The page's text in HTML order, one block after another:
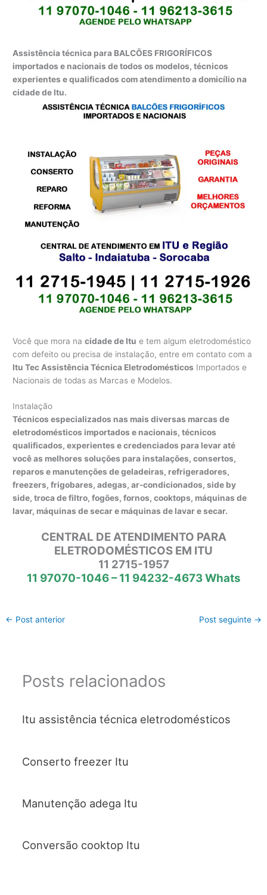
Assistência técnica para BALCÕES FRIGORÍFICOS
importados e nacionais de todos os modelos, técnicos
experientes e qualificados com atendimento a domicílio na
cidade de Itu.
Você que mora nacidade de Itu e tem algum eletrodoméstico
com defeito ou precisa de instalação, entre em contato com a
Itu Tec Assistência Técnica Eletrodomésticos Importados e
Nacionais de todas as Marcas e Modelos.
Instalação
Técnicos especializados nas mais diversas marcas de
eletrodomésticos importados e nacionais, técnicos
qualificados, experientes e credenciados para levar até
você as melhores soluções para instalações, consertos,
reparos e manutenções de geladeiras, refrigeradores,
freezers, frigobares, adegas, ar-condicionados, side by
side, troca de filtro, fogões, fornos, cooktops, máquinas de
lavar, máquinas de secar e máquinas de lavar e secar.
CENTRAL DE ATENDIMENTO PARA
ELETRODOMÉSTICOS EM ITU
11 2715-1957
11 97070-1046 – 11 94232-4673 Whats
← Post anterior Post seguinte →
Posts relacionados
Itu assistência técnica eletrodomésticos
Conserto freezer Itu
Manutenção adega Itu
Conversão cooktop Itu